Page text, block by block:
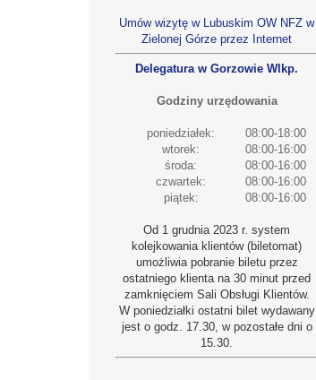
Umów wizytę w Lubuskim OW NFZ w
Zielonej Górze przez Internet
Delegatura w Gorzowie Wlkp.
Godziny urzędowania
poniedziałek:
08:00-18:00
wtorek:
08:00-16:00
środa:
08:00-16:00
czwartek:
08:00-16:00
piątek:
08:00-16:00
Od 1 grudnia 2023 r. system
kolejkowania klientów (biletomat)
umożliwia pobranie biletu przez
ostatniego klienta na 30 minut przed
zamknięciem Sali Obsługi Klientów.
W poniedziałki ostatni bilet wydawany
jest o godz. 17.30, w pozostałe dni o
15.30.